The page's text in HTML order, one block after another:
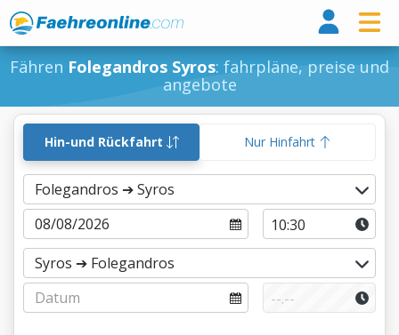
Fähren Folegandros Syros: fahrpläne, preise und
angebote
Hin-und Rückfahrt Nur Hinfahrt